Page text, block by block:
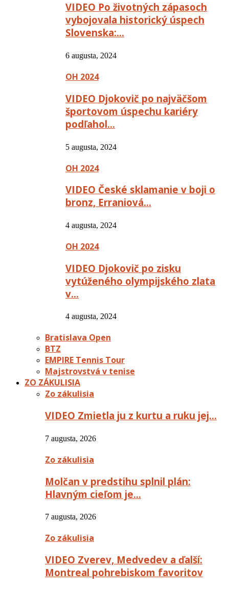
VIDEO Po životných zápasoch
vybojovala historický úspech
Slovenska:…
6 augusta, 2024
OH 2024
VIDEO Djokovič po najväčšom
športovom úspechu kariéry
podľahol…
5 augusta, 2024
OH 2024
VIDEO České sklamanie v boji o
bronz, Erraniová…
4 augusta, 2024
OH 2024
VIDEO Djokovič po zisku
vytúženého olympijského zlata
v…
4 augusta, 2024
Bratislava Open
BTZ
EMPIRE Tennis Tour
Majstrovstvá v tenise
ZO ZÁKULISIA
Zo zákulisia
VIDEO Zmietla ju z kurtu a ruku jej…
7 augusta, 2026
Zo zákulisia
Molčan v predstihu splnil plán:
Hlavným cieľom je…
7 augusta, 2026
Zo zákulisia
VIDEO Zverev, Medvedev a ďalší:
Montreal pohrebiskom favoritov